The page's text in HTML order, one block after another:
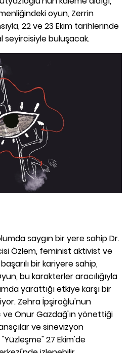
oyun, Zerrin
22 ve 23 Ekim tarihlerinde
seyircisiyle buluşacak.
saygın bir yere sahip Dr.
Özlem, feminist aktivist ve
bir kariyere sahip,
bu karakterler aracılığıyla
yarattığı etkiye karşı bir
Zehra İpşiroğlu'nun
ve Onur Gazdağ'ın yönettiği
ve sinevizyon
27 Ekim'de